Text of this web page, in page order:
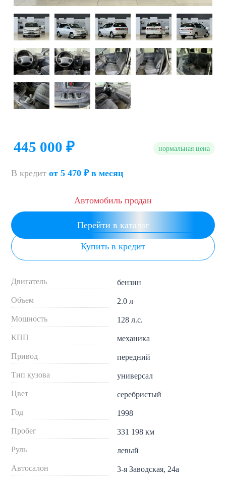
445 000 ₽ нормальная цена
В кредит от 5 470 ₽ в месяц
Автомобиль продан
Перейти в каталог
Купить в кредит
Двигатель бензин
Объем 2.0 л
Мощность 128 л.с.
КПП механика
Привод передний
Тип кузова универсал
Цвет серебристый
Год 1998
Пробег 331 198 км
Руль левый
Автосалон 3-я Заводская, 24а